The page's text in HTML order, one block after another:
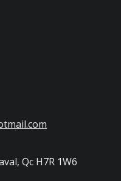
Qc H7R 1W6